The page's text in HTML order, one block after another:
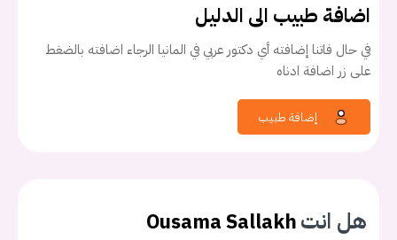
اضافة طبيب الى الدليل
في حال فاتنا إضافته أي دكتور عربي في المانيا الرجاء اضافته بالضغط
على زر اضافة ادناه
هل انتOusama Sallakh